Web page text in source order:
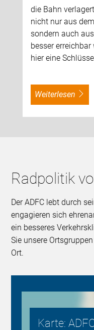
die Bahn
nicht nur aus
sondern auch
besser
hier eine
weiterlesen
Radpolitik
Der ADFC lebt durch
engagieren sich
ein besseres
Sie unsere
Ort.
Karte: